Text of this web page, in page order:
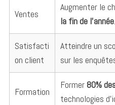
Ventes
Augmenter le
la fin de l’année.
Satisfacti
on client
Atteindre un
sur les
Formation
Former 80%
technologies